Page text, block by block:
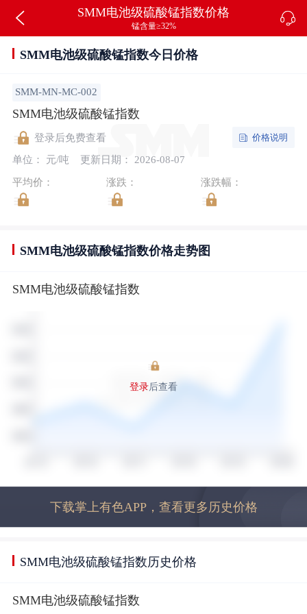
SMM电池级硫酸锰指数价格
锰含量≥32%
SMM电池级硫酸锰指数今日价格
SMM-MN-MC-002
SMM电池级硫酸锰指数
登录后免费查看
单位： 元/吨
更新日期： 2026-08-07
价格说明
平均价： 涨跌： 涨跌幅：
SMM电池级硫酸锰指数价格走势图
SMM电池级硫酸锰指数
登录后查看
下载掌上有色APP，查看更多历史价格
SMM电池级硫酸锰指数历史价格
SMM电池级硫酸锰指数